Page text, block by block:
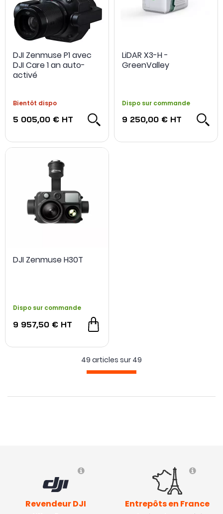
DJI Zenmuse P1 avec
DJI Care 1 an auto-
activé
Bientôt dispo
5 005,00 € HT
LiDAR X3-H -
GreenValley
Dispo sur commande
9 250,00 € HT
DJI Zenmuse H30T
Dispo sur commande
9 957,50 € HT
49 articles sur 49
Revendeur DJI Entrepôts en France